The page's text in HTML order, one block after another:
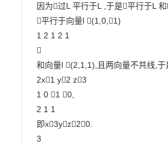
因为过L 平行于L ,于是平行于L
平行于向量l (1,0,1)
1 2 1 2 1

和向量l (2,1,1),且两向量不共线,于
2x1 y2 z3
1 0 1 0,
2 1 1
即x3yz20.
3